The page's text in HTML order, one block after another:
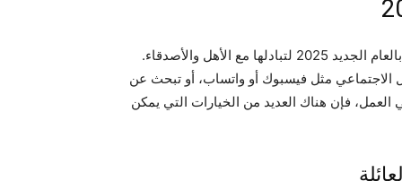
مع اقتراب نهاية عام 2024، يبدأ الجميع في تحضير رسائل تهنئة بالعام الجديد 2025 لتبادلها مع الأهل والأصدقاء.
مثل فيسبوك أو واتساب، أو تبحث عن
فإن هناك العديد من الخيارات التي يمكن